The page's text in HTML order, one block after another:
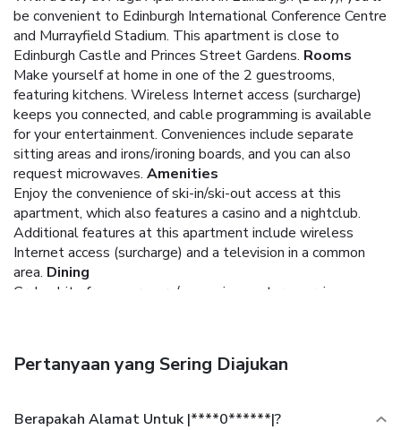
be convenient to Edinburgh International Conference Centre
and Murrayfield Stadium. This apartment is close to
Edinburgh Castle and Princes Street Gardens. Rooms
Make yourself at home in one of the 2 guestrooms,
featuring kitchens. Wireless Internet access (surcharge)
keeps you connected, and cable programming is available
for your entertainment. Conveniences include separate
sitting areas and irons/ironing boards, and you can also
request microwaves. Amenities
Enjoy the convenience of ski-in/ski-out access at this
apartment, which also features a casino and a nightclub.
Additional features at this apartment include wireless
Internet access (surcharge) and a television in a common
area. Dining
Grab a bite from a grocery/convenience store serving
Pertanyaan yang Sering Diajukan
Berapakah Alamat Untuk |****0******|?